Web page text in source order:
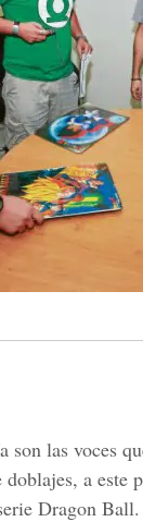
las voces
a este
Dragon Ball.